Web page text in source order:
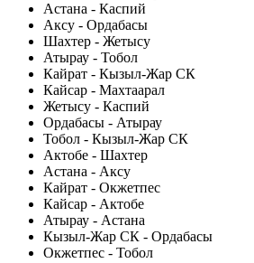
Астана - Каспий
Аксу - Ордабасы
Шахтер - Жетысу
Атырау - Тобол
Кайрат - Кызыл-Жар СК
Кайсар - Махтаарал
Жетысу - Каспий
Ордабасы - Атырау
Тобол - Кызыл-Жар СК
Актобе - Шахтер
Астана - Аксу
Кайрат - Окжетпес
Кайсар - Актобе
Атырау - Астана
Кызыл-Жар СК - Ордабасы
Окжетпес - Тобол